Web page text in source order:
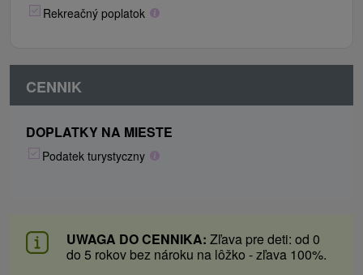
Rekreačný poplatok
CENNIK
DOPLATKY NA MIESTE
Podatek turystyczny
UWAGA DO CENNIKA: Zľava pre deti: od 0
do 5 rokov bez nároku na lôžko - zľava 100%.